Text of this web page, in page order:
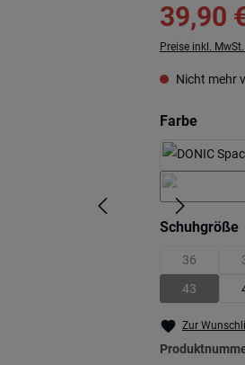
39,90
Preise inkl.
Nicht mehr
Farbe
Schuhgröße
36
43
(Diese
Zur